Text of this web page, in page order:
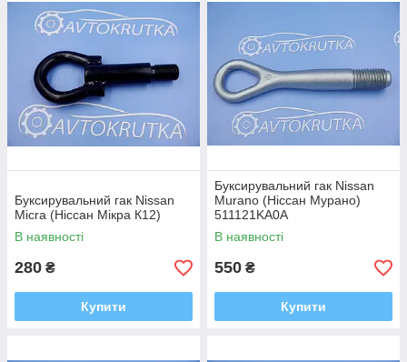
Буксирувальний гак Nissan
Micra (Ніссан Мікра К12)
В наявності
280 ₴
Купити
Буксирувальний гак Nissan
Murano (Ніссан Мурано)
511121KA0A
В наявності
550 ₴
Купити